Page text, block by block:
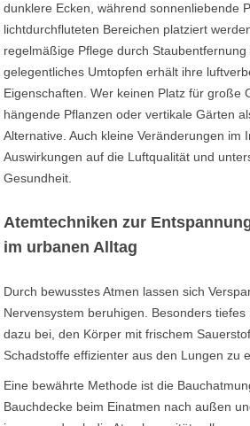
dunklere Ecken, während sonnenliebende
lichtdurchfluteten Bereichen platziert
regelmäßige Pflege durch
gelegentliches Umtopfen erhält ihre
Eigenschaften. Wer keinen Platz für große
hängende Pflanzen oder vertikale Gärten
Alternative. Auch kleine Veränderungen im
Auswirkungen auf die Luftqualität und
Gesundheit.
Atemtechniken zur
im urbanen Alltag
Durch bewusstes Atmen lassen sich
Nervensystem beruhigen. Besonders
dazu bei, den Körper mit frischem
Schadstoffe effizienter aus den Lungen zu
Eine bewährte Methode ist die
Bauchdecke beim Einatmen nach außen